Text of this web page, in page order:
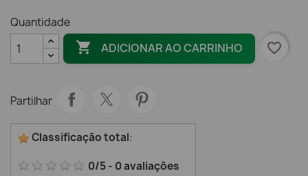
Quantidade
 ADICIONAR AO CARRINHO favorite_border
Partilhar
Classificação total:
0/5- 0avaliações